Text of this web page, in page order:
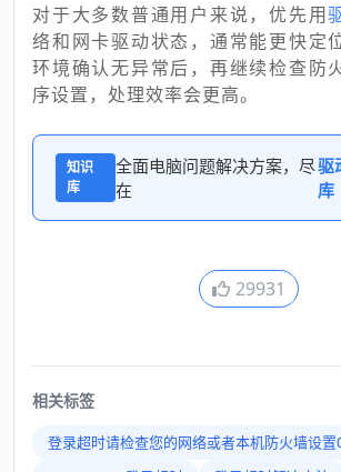
对于大多数普通用户来说，优先用
络和网卡驱动状态，通常能更快定
环境确认无异常后，再继续检查防
序设置，处理效率会更高。
知识
库
全面电脑问题解决方案，尽
在
驱
库
29931
相关标签
登录超时请检查您的网络或者本机防火墙设置